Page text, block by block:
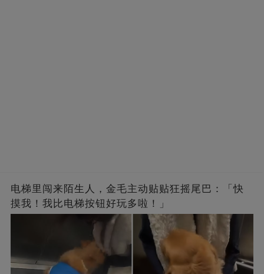
电梯里闯来陌生人，金毛主动贴贴狂摇尾巴：「快
摸我！我比电梯按钮好玩多啦！」